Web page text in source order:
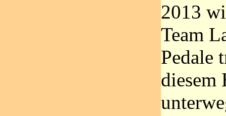
2013
Team
Pedale
diesem